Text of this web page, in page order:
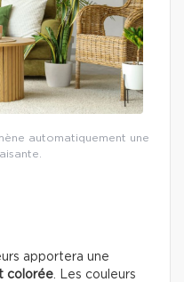
automatiquement une
apportera une
colorée. Les couleurs